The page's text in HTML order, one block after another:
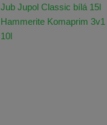
Jub Jupol Classic bílá 15l
Hammerite Komaprim
10l